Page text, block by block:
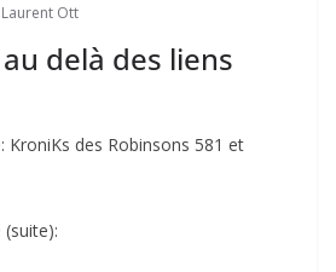
Laurent Ott
delà des liens
KroniKs des Robinsons 581 et
(suite):